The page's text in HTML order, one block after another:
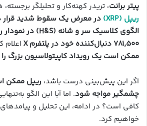
پیتر برانت، تریدر کهنه‌کار و تحلیلگر
ریپل (XRP)
در معرض یک سقوط شدید قرار
الگوی کلاسیک سر و شانه (H&S) در نمودار روزانه
۷۸۱,۵۰۰ دنبال‌کننده خود در پلتفرم X
اعلام
ممکن است یک رویداد کاپیتولاسیون بزرگ را
اگر این پیش‌بینی درست باشد، ریپل ممکن
چشمگیر مواجه شود. اما آیا این الگو
کافی است؟ در ادامه، این تحلیل و
خواهیم کرد.